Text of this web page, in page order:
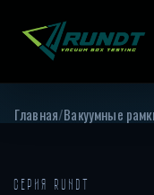
Главная/Вакуумные
СЕРИЯ RUNDT